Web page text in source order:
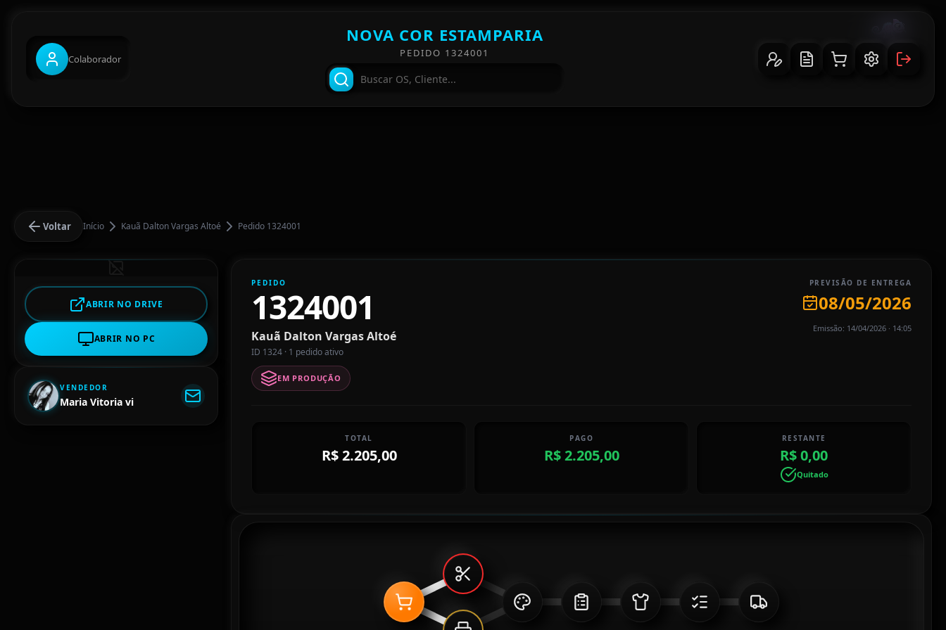
Colaborador
NOVA COR ESTAMPARIA
PEDIDO 1324001
Voltar Início Kauã Dalton Vargas Altoé Pedido 1324001
ABRIR NO DRIVE
ABRIR NO PC
VENDEDOR
Maria Vitoria vi
PEDIDO
1324001
Kauã Dalton Vargas Altoé
ID 1324 · 1 pedido ativo
EM PRODUÇÃO
PREVISÃO DE ENTREGA
08/05/2026
Emissão: 14/04/2026 · 14:05
TOTAL
R$ 2.205,00
PAGO
R$ 2.205,00
RESTANTE
R$ 0,00
Quitado